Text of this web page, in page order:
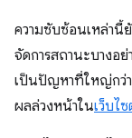
ความซับซ้อนเหล่านี้
จัดการสถานะบางอ
เป็นปัญหาที่ใหญ่กว่า
ผลล่วงหน้าในเว็บไ